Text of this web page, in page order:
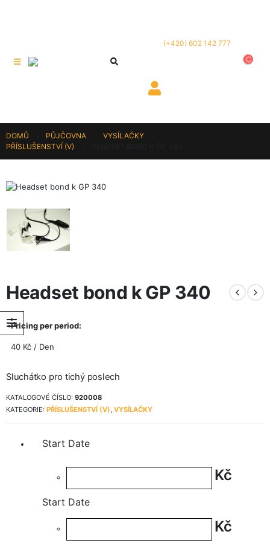
(+420) 602 142 777
DOMŮ PŮJČOVNA
VYSÍLAČKY
PŘÍSLUŠENSTVÍ (V)
Headset bond k GP 340
Pricing per period:
40 Kč / Den
Sluchátko pro tichý poslech
KATALOGOVÉ ČÍSLO: 920008
KATEGORIE: PŘÍSLUŠENSTVÍ (V), VYSÍLAČKY
Start Date
Kč
Start Date
Kč